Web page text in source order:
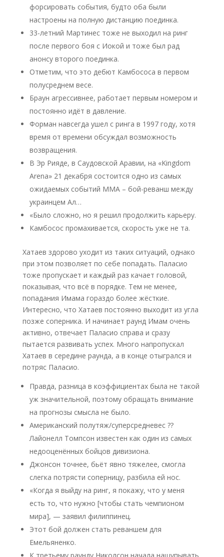
форсировать события, будто оба были
настроены на полную дистанцию поединка.
33-летний Мартинес тоже не выходил на ринг
после первого боя с Иокой и тоже был рад
анонсу второго поединка.
Отметим, что это дебют Камбососа в первом
полусреднем весе.
Браун агрессивнее, работает первым номером и
постоянно идёт в давление.
Форман навсегда ушел с ринга в 1997 году, хотя
время от времени обсуждал возможность
возвращения.
В Эр Рияде, в Саудовской Аравии, на «Kingdom
Arena» 21 декабря состоится одно из самых
ожидаемых событий ММА – бой-реванш между
украинцем Ал…
«Было сложно, но я решил продолжить карьеру.
Камбосос промахивается, скорость уже не та.
Хатаев здорово уходит из таких ситуаций, однако
при этом позволяет по себе попадать. Паласио
тоже пропускает и каждый раз качает головой,
показывая, что всё в порядке. Тем не менее,
попадания Имама гораздо более жёсткие.
Интересно, что Хатаев постоянно выходит из угла
позже соперника. И начинает раунд Имам очень
активно, отвечает Паласио справа и сразу
пытается развивать успех. Много напропускал
Хатаев в середине раунда, а в конце отыгрался и
потряс Паласио.
Правда, разница в коэффициентах была не такой
уж значительной, поэтому обращать внимание
на прогнозы смысла не было.
Американский полутяж/суперсредневес ??
Лайонелл Томпсон известен как один из самых
недооценённых бойцов дивизиона.
Джонсон точнее, бьёт явно тяжелее, смогла
слегка потрясти соперницу, разбила ей нос.
«Когда я выйду на ринг, я покажу, что у меня
есть то, что нужно [чтобы стать чемпионом
мира], — заявил филиппинец.
Этот бой должен стать реваншем для
Емельяненко.